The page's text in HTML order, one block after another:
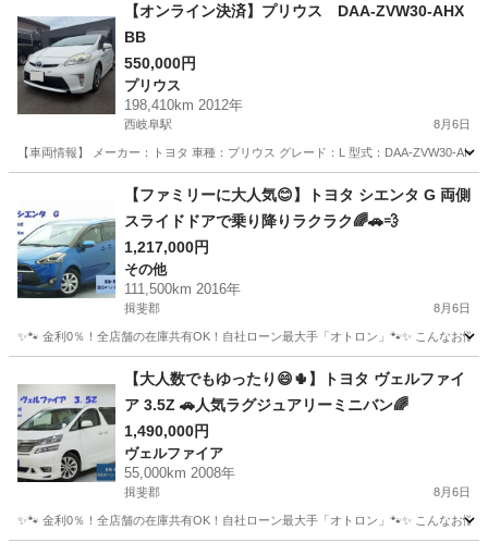
【オンライン決済】プリウス DAA-ZVW30-AHX
BB
550,000円
プリウス
198,410km 2012年
西岐阜駅 8月6日
【車両情報】 メーカー：トヨタ 車種：プリウス グレード：L 型式：DAA-ZVW30-
プリウス 走行距離
【ファミリーに大人気😊】トヨタ シエンタ G 両側
スライドドアで乗り降りラクラク🌈🚗💨
1,217,000円
その他
111,500km 2016年
揖斐郡 8月6日
✨🐾 金利0％！全店舗の在庫共有OK！自社ローン最大手「オトロン」🐾✨ こんなお
その他
【大人数でもゆったり😄🌵】トヨタ ヴェルファイ
ア 3.5Z 🚗人気ラグジュアリーミニバン🌈
1,490,000円
ヴェルファイア
55,000km 2008年
揖斐郡 8月6日
✨🐾 金利0％！全店舗の在庫共有OK！自社ローン最大手「オトロン」🐾✨ こんなお